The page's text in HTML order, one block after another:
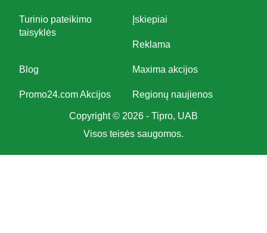
Turinio pateikimo
taisyklės
Įskiepiai
Reklama
Blog Maxima akcijos
Promo24.com Akcijos Regionų naujienos
Copyright © 2026 - Tipro, UAB
Visos teisės saugomos.